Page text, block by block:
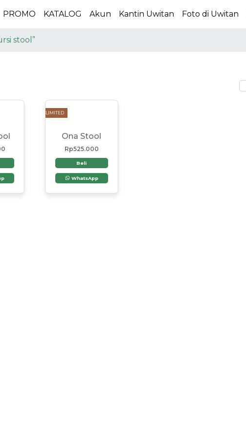
PROMO KATALOG Akun Kantin Uwitan Foto di Uwitan
stool”
LIMITED
Ona Stool
Rp525.000
Beli
WhatsApp